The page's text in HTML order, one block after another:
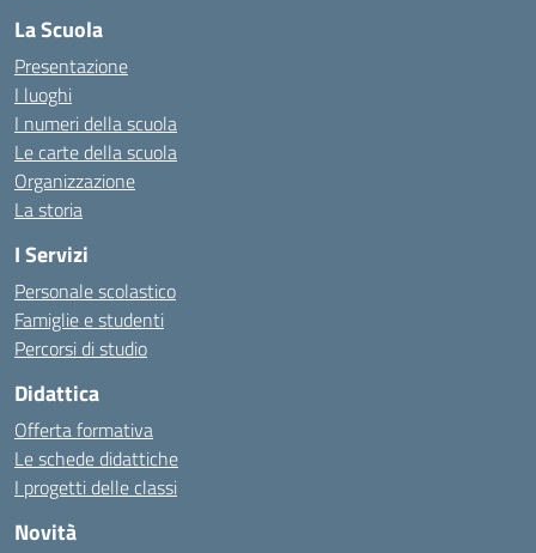
La Scuola
Presentazione
I luoghi
I numeri della scuola
Le carte della scuola
Organizzazione
La storia
I Servizi
Personale scolastico
Famiglie e studenti
Percorsi di studio
Didattica
Offerta formativa
Le schede didattiche
I progetti delle classi
Novità